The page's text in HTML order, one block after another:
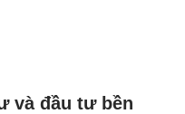
và đầu tư bền